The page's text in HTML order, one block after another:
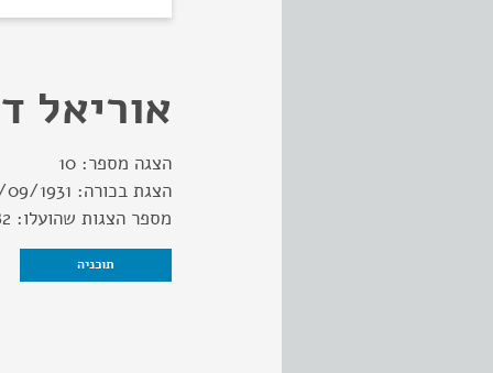
אוריאל
הצגה מספר: 10
הצגת בכורה: 1931
מספר הצגות שהועלו:
תוכניה